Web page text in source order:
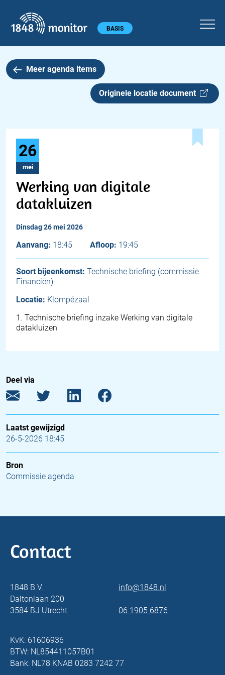
Hoofdmenu BASIS
Meer agenda items
Originele locatie document
26
mei
Werking van digitale
datakluizen
dinsdag 26 mei 2026
Aanvang: 18:45 Afloop: 19:45
Soort bijeenkomst: Technische briefing (commissie
Financiën)
Locatie: Klompézaal
1 . Technische briefing inzake Werking van digitale
datakluizen
Deel via
Laatst gewijzigd
26-5-2026 18:45
Bron
Commissie agenda
Contact
1848 B.V.
Daltonlaan 200
3584 BJ Utrecht
info@1848.nl
06 1905 6876
KvK: 61606936
BTW: NL854411057B01
Bank: NL78 KNAB 0283 7242 77